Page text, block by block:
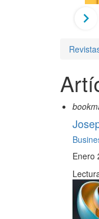
Enero